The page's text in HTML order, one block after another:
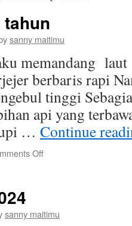
sanny maitimu
memandang
berbaris rapi
tinggi
api yang
… Continue
Offon
sanny maitimu